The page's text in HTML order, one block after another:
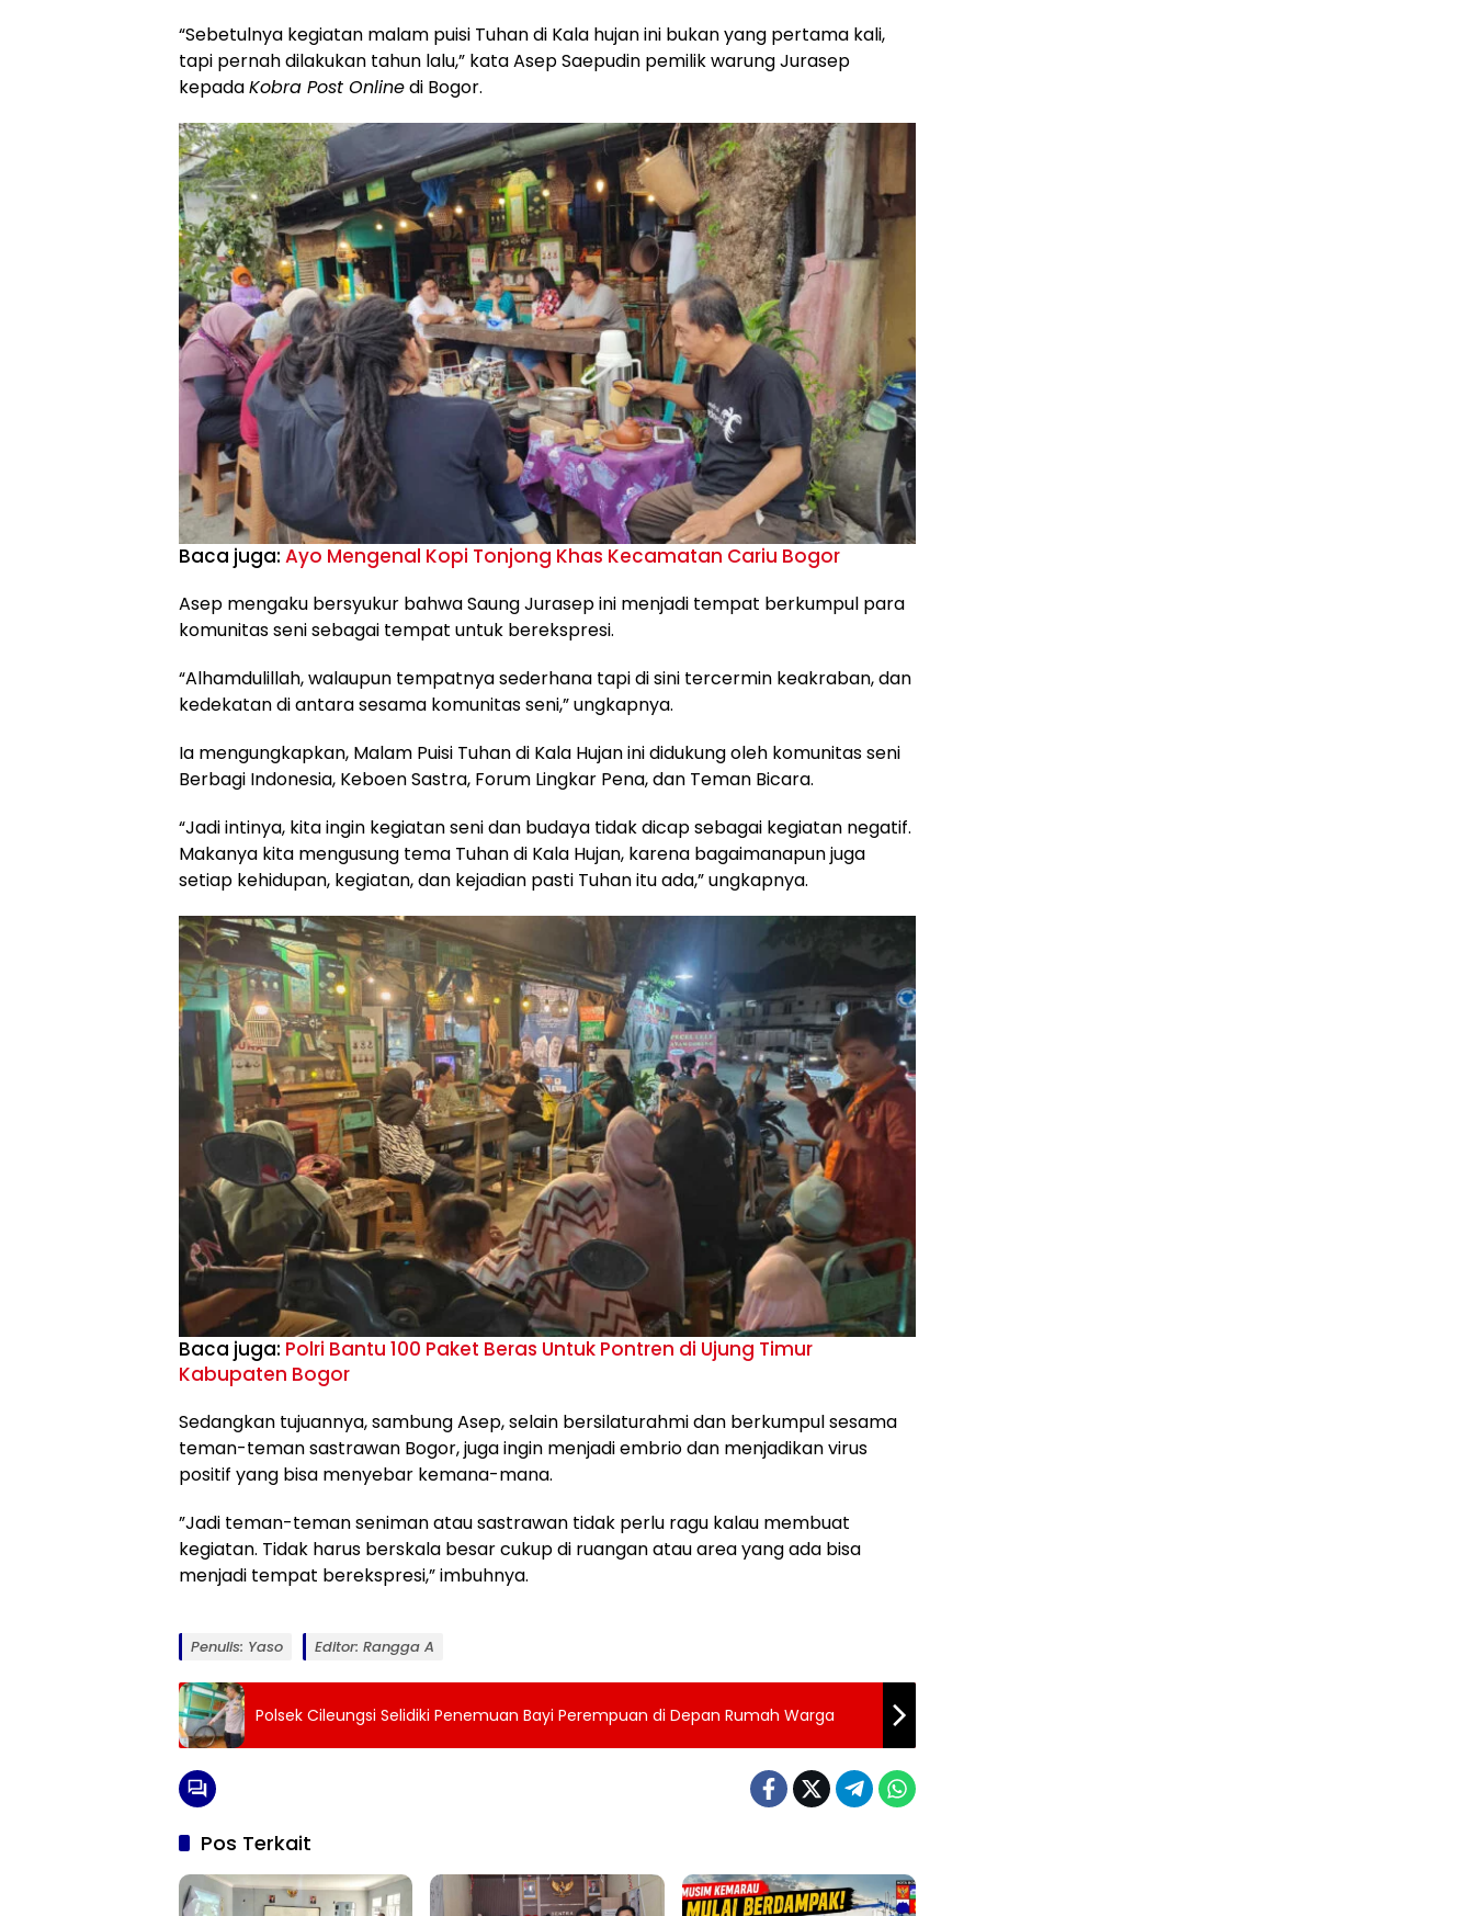
“Sebetulnya kegiatan malam puisi Tuhan di Kala hujan ini bukan yang pertama kali,
tapi pernah dilakukan tahun lalu,” kata Asep Saepudin pemilik warung Jurasep
kepadaKobra Post Onlinedi Bogor.
Baca juga: Ayo Mengenal Kopi Tonjong Khas Kecamatan Cariu Bogor
Asep mengaku bersyukur bahwa Saung Jurasep ini menjadi tempat berkumpul para
komunitas seni sebagai tempat untuk berekspresi.
“Alhamdulillah, walaupun tempatnya sederhana tapi di sini tercermin keakraban, dan
kedekatan di antara sesama komunitas seni,” ungkapnya.
Ia mengungkapkan, Malam Puisi Tuhan di Kala Hujan ini didukung oleh komunitas seni
Berbagi Indonesia, Keboen Sastra, Forum Lingkar Pena, dan Teman Bicara.
“Jadi intinya, kita ingin kegiatan seni dan budaya tidak dicap sebagai kegiatan negatif.
Makanya kita mengusung tema Tuhan di Kala Hujan, karena bagaimanapun juga
setiap kehidupan, kegiatan, dan kejadian pasti Tuhan itu ada,” ungkapnya.
Baca juga: Polri Bantu 100 Paket Beras Untuk Pontren di Ujung Timur
Kabupaten Bogor
Sedangkan tujuannya, sambung Asep, selain bersilaturahmi dan berkumpul sesama
teman-teman sastrawan Bogor, juga ingin menjadi embrio dan menjadikan virus
positif yang bisa menyebar kemana-mana.
”Jadi teman-teman seniman atau sastrawan tidak perlu ragu kalau membuat
kegiatan. Tidak harus berskala besar cukup di ruangan atau area yang ada bisa
menjadi tempat berekspresi,” imbuhnya.
Penulis: Yaso Editor: Rangga A
Polsek Cileungsi Selidiki Penemuan Bayi Perempuan di Depan Rumah Warga
Pos Terkait